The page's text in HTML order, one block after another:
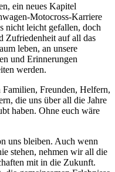
ein neues Kapitel
Motocross-Karriere
nicht leicht gefallen, doch
Zufriedenheit auf all das
leben, an unsere
und Erinnerungen
werden.
Freunden, Helfern,
die uns über all die Jahre
haben. Ohne euch wäre
uns bleiben. Auch wenn
stehen, nehmen wir all die
mit in die Zukunft.